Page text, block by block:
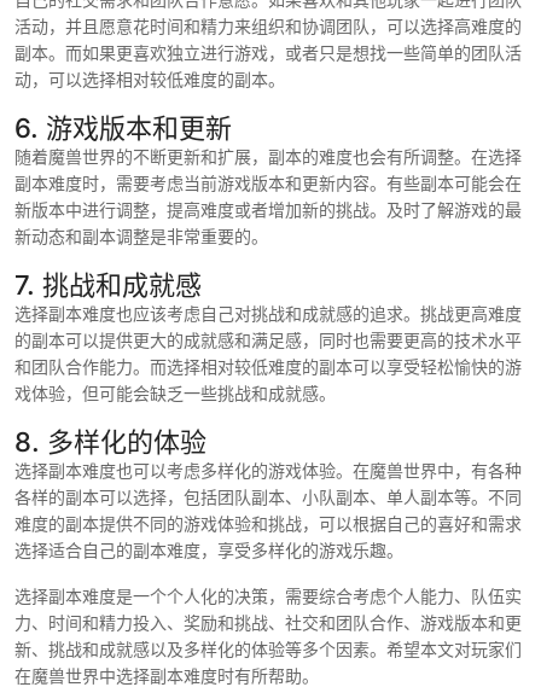
活动，并且愿意花时间和精力来组织和协调团队，可以选择高难度的
副本。而如果更喜欢独立进行游戏，或者只是想找一些简单的团队活
动，可以选择相对较低难度的副本。
6. 游戏版本和更新
随着魔兽世界的不断更新和扩展，副本的难度也会有所调整。在选择
副本难度时，需要考虑当前游戏版本和更新内容。有些副本可能会在
新版本中进行调整，提高难度或者增加新的挑战。及时了解游戏的最
新动态和副本调整是非常重要的。
7. 挑战和成就感
选择副本难度也应该考虑自己对挑战和成就感的追求。挑战更高难度
的副本可以提供更大的成就感和满足感，同时也需要更高的技术水平
和团队合作能力。而选择相对较低难度的副本可以享受轻松愉快的游
戏体验，但可能会缺乏一些挑战和成就感。
8. 多样化的体验
选择副本难度也可以考虑多样化的游戏体验。在魔兽世界中，有各种
各样的副本可以选择，包括团队副本、小队副本、单人副本等。不同
难度的副本提供不同的游戏体验和挑战，可以根据自己的喜好和需求
选择适合自己的副本难度，享受多样化的游戏乐趣。
选择副本难度是一个个人化的决策，需要综合考虑个人能力、队伍实
力、时间和精力投入、奖励和挑战、社交和团队合作、游戏版本和更
新、挑战和成就感以及多样化的体验等多个因素。希望本文对玩家们
在魔兽世界中选择副本难度时有所帮助。